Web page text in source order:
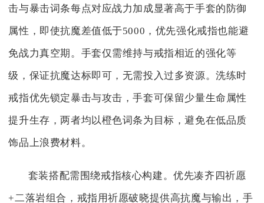
击与暴击词条每点对应战力加成显著高于手套的防御
属性，即使抗魔差值低于5000，优先强化戒指也能避
免战力真空期。手套仅需维持与戒指相近的强化等
级，保证抗魔达标即可，无需投入过多资源。洗练时
戒指优先锁定暴击与攻击，手套可保留少量生命属性
提升生存，两者均以橙色词条为目标，避免在低品质
饰品上浪费材料。
套装搭配需围绕戒指核心构建。优先凑齐四祈愿
+二落岩组合，戒指用祈愿破晓提供高抗魔与输出，手